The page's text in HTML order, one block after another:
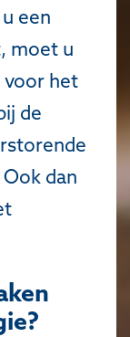
een
moet u
voor het
de
dan